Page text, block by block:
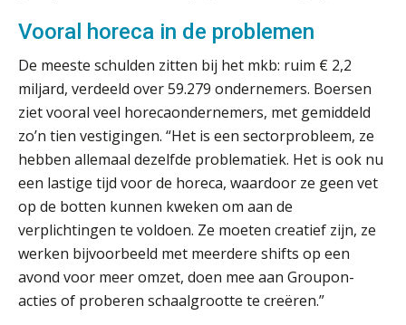
Vooral horeca in de problemen
De meeste schulden zitten bij het mkb: ruim € 2,2
miljard, verdeeld over 59.279 ondernemers. Boersen
ziet vooral veel horecaondernemers, met gemiddeld
zo’n tien vestigingen. “Het is een sectorprobleem, ze
hebben allemaal dezelfde problematiek. Het is ook nu
een lastige tijd voor de horeca, waardoor ze geen vet
op de botten kunnen kweken om aan de
verplichtingen te voldoen. Ze moeten creatief zijn, ze
werken bijvoorbeeld met meerdere shifts op een
avond voor meer omzet, doen mee aan Groupon-
acties of proberen schaalgrootte te creëren.”
waar elk kantoor op wacht.
Hoe snellere straatjes het zicht op
datakwaliteit vertroebelen
‘De accountant is essentieel voor
ondernemers in het mkb’
Waarom een VOF-contract net zo
belangrijk is als het zakelijk plan zelf
Waarom jouw klant sneller